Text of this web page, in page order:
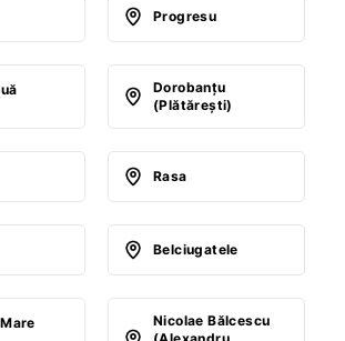
Progresu
Dorobanţu
(Plătăreşti)
Rasa
Belciugatele
Nicolae Bălcescu